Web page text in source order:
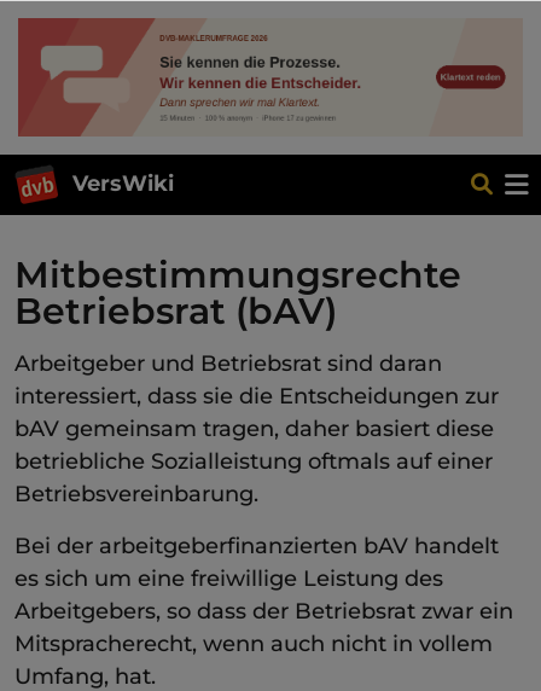
VersWiki
Mitbestimmungsrechte
Betriebsrat (bAV)
Arbeitgeber und Betriebsrat sind daran
interessiert, dass sie die Entscheidungen zur
bAV gemeinsam tragen, daher basiert diese
betriebliche Sozialleistung oftmals auf einer
Betriebsvereinbarung.
Bei der arbeitgeberfinanzierten bAV handelt
es sich um eine freiwillige Leistung des
Arbeitgebers, so dass der Betriebsrat zwar ein
Mitspracherecht, wenn auch nicht in vollem
Umfang, hat.